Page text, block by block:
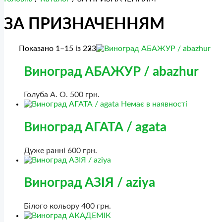
ЗА ПРИЗНАЧЕННЯМ
Показано 1–15 із 223
Виноград АБАЖУР / abazhur
Голуба А. О. 500 грн.
Немає в наявності
Виноград АГАТА / agata
Дуже ранні 600 грн.
Виноград АЗІЯ / aziya
Білого кольору 400 грн.